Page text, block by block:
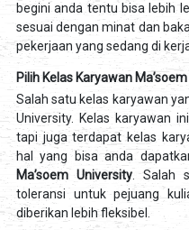
begini anda tentu bisa lebih
sesuai dengan minat dan
pekerjaan yang sedang di
Pilih Kelas Karyawan
Salah satu kelas karyawan
University. Kelas karyawan
tapi juga terdapat kelas
hal yang bisa anda
Ma’soem University. Salah
toleransi untuk pejuang
diberikan lebih fleksibel.